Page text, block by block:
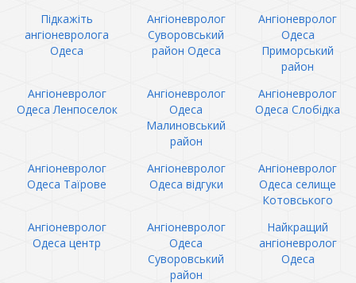
Підкажіть
ангіоневролога
Одеса
Ангіоневролог
Суворовський
район Одеса
Ангіоневролог
Одеса
Приморський
район
Ангіоневролог
Одеса Ленпоселок
Ангіоневролог
Одеса
Малиновський
район
Ангіоневролог
Одеса Слобідка
Ангіоневролог
Одеса Таїрове
Ангіоневролог
Одеса відгуки
Ангіоневролог
Одеса селище
Котовського
Ангіоневролог
Одеса центр
Ангіоневролог
Одеса
Суворовський
район
Найкращий
ангіоневролог
Одеса